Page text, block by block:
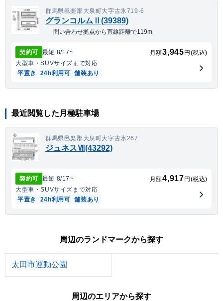
群馬県邑楽郡大泉町大字古氷719-6
グランコルムⅡ(39389)
問い合わせ拠点から直線距離で119m
契約可 最短 8/17~ 月額3,945 円(税込)
大型車・SUVサイズまで対応
平置き
24h利用可 舗装あり
最近閲覧した月極駐車場
群馬県邑楽郡大泉町大字古氷267
ジュネスⅦ(43292)
契約可 最短 8/17~ 月額4,917 円(税込)
大型車・SUVサイズまで対応
平置き
24h利用可 舗装あり
周辺のランドマークから探す
太田市運動公園
周辺のエリアから探す